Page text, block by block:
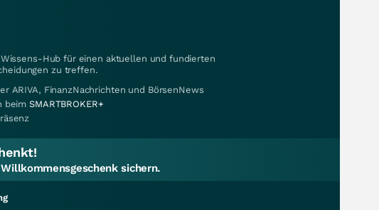
Hub für einen aktuellen und fundierten
zu treffen.
ARIVA, FinanzNachrichten und BörsenNews
beimSMARTBROKER+
sichern.